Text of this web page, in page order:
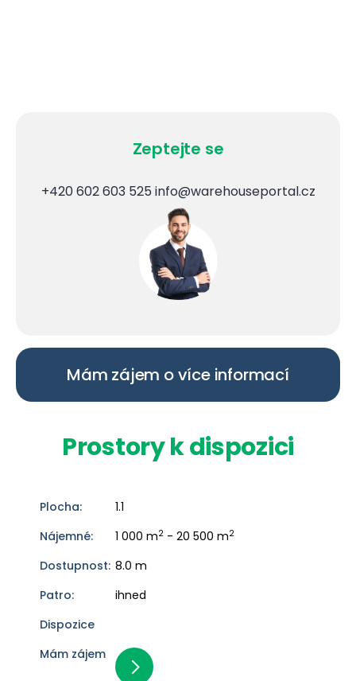
Zeptejte se
+420 602 603 525 info@warehouseportal.cz
Mám zájem o více informací
Prostory k dispozici
1.1
1 000 m2 - 20 500 m2
8.0 m
ihned